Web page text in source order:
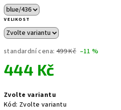
VELIKOST
standardní cena: 499 Kč –11 %
444 Kč
cena:
Zvolte variantu
Kód: Zvolte variantu